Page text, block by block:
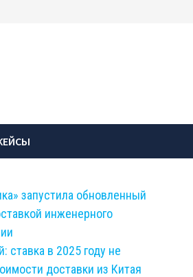
запустила обновленный
инженерного
ставка в 2025 году не
доставки из Китая